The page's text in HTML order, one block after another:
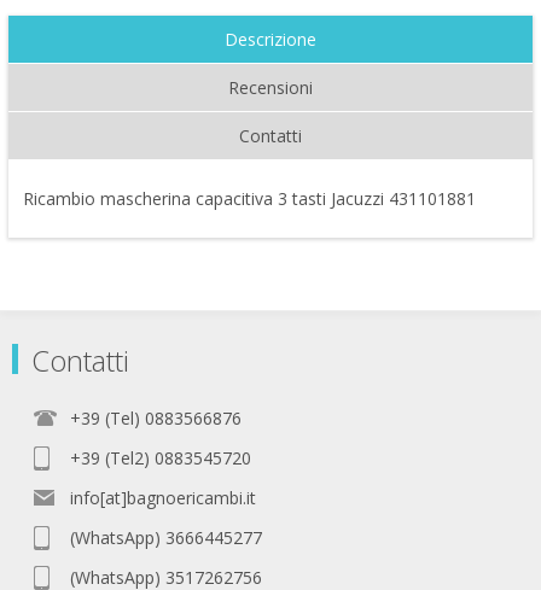
Descrizione
Recensioni
Contatti
Ricambio mascherina capacitiva 3 tasti Jacuzzi 431101881
Contatti
+39 (Tel) 0883566876
+39 (Tel2) 0883545720
info[at]bagnoericambi.it
(WhatsApp) 3666445277
(WhatsApp) 3517262756